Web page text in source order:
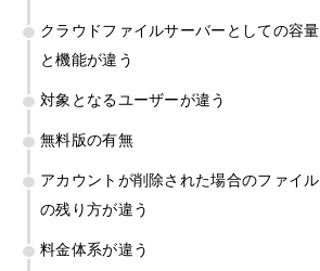
クラウドファイルサーバーとしての容量
と機能が違う
対象となるユーザーが違う
無料版の有無
アカウントが削除された場合のファイル
の残り方が違う
料金体系が違う